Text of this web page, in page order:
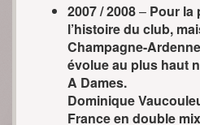
2007 / 2008– Pour la
l’histoire du club,
Champagne-
évolue au plus haut
A Dames.
Dominique
France en double